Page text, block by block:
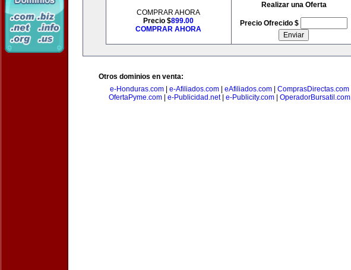
COMPRAR AHORA
Precio $899.00
COMPRAR AHORA
Realizar una Oferta
Precio Ofrecido $
Otros dominios en venta:
e-Honduras.com| e-Afiliados.com| eAfiliados.com| ComprasDirectas.com|
OfertaPyme.com| e-Publicidad.net| e-Publicity.com| OperadorBursatil.com|